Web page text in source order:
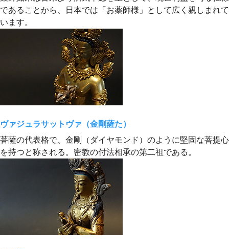
であることから、日本では「お薬師様」として広く親しまれて
います。
ヴァジュラサットヴァ（金剛薩た）
菩薩の代表格で、金剛（ダイヤモンド）のように堅固な菩提心
を持つと称される。密教の付法相承の第二祖である。